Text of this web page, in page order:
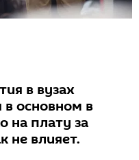
в вузах
в основном в
на плату за
не влияет.